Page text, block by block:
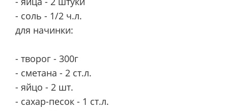
- соль - 1/2 ч.л.
для начинки:
- творог - 300г
- сметана - 2 ст.л.
- яйцо - 2 шт.
- сахар-песок - 1 ст.л.